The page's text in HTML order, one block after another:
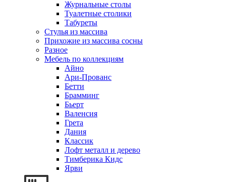
Журнальные столы
Туалетные столики
Табуреты
Стулья из массива
Прихожие из массива сосны
Разное
Мебель по коллекциям
Айно
Ари-Прованс
Бетти
Брамминг
Бьерт
Валенсия
Грета
Дания
Классик
Лофт металл и дерево
Тимберика Кидс
Ярви